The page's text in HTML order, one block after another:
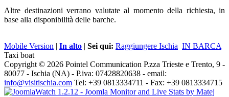
Altre destinazioni verrano valutate al momento della richiesta, in
base alla disponibilità delle barche.
Mobile Version | In alto | Sei qui: Raggiungere Ischia IN BARCA
Taxi boat
Copyright © 2026 Pointel Communication P.zza Trieste e Trento, 9 -
80077 - Ischia (NA) - P.iva: 07428820638 - email:
info@visitischia.com Tel: +39 0813334711 - Fax: +39 0813334715